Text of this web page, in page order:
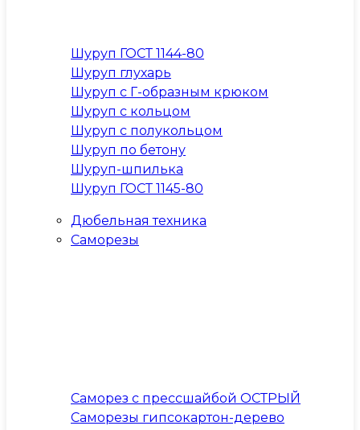
Шуруп ГОСТ 1144-80
Шуруп глухарь
Шуруп с Г-образным крюком
Шуруп с кольцом
Шуруп с полукольцом
Шуруп по бетону
Шуруп-шпилька
Шуруп ГОСТ 1145-80
Дюбельная техника
Саморезы
Саморез с прессшайбой ОСТРЫЙ
Саморезы гипсокартон-дерево